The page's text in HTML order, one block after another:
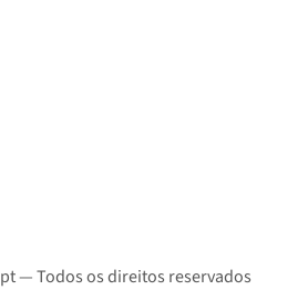
— Todos os direitos reservados